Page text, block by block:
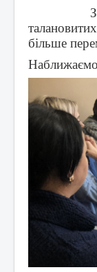
Зичимо
більше